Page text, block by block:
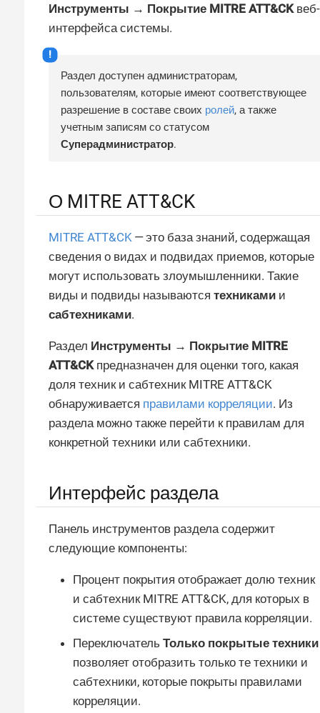
Инструменты → Покрытие MITRE ATT&CKвеб-
интерфейса системы.
Раздел доступен администраторам,
пользователям, которые имеют соответствующее
разрешение в составе своих ролей, а также
учетным записям со статусом
Суперадминистратор.
О MITRE ATT&CK
MITRE ATT&CK — это база знаний, содержащая
сведения о видах и подвидах приемов, которые
могут использовать злоумышленники. Такие
виды и подвиды называются техниками и
сабтехниками.
Раздел Инструменты → Покрытие MITRE
ATT&CKпредназначен для оценки того, какая
доля техник и сабтехник MITRE ATT&CK
обнаруживается правилами корреляции. Из
раздела можно также перейти к правилам для
конкретной техники или сабтехники.
Интерфейс раздела
Панель инструментов раздела содержит
следующие компоненты:
Процент покрытия отображает долю техник
и сабтехник MITRE ATT&CK, для которых в
системе существуют правила корреляции.
Переключатель Только покрытые техники
позволяет отобразить только те техники и
сабтехники, которые покрыты правилами
корреляции.